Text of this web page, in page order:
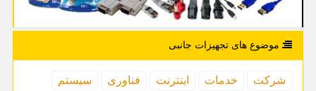
موضوع های تجهیزات جانبی
شركت خدمات اینترنت فناوری
سیستم